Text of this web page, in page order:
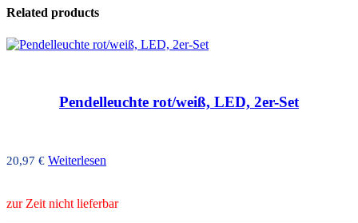
Related products
Pendelleuchte rot/weiß, LED, 2er-Set
20,97 € Weiterlesen
zur Zeit nicht lieferbar